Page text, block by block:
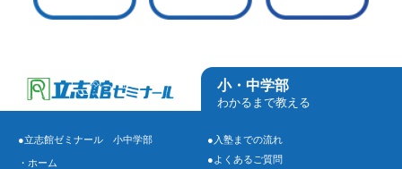
小・中学部
わかるまで教える
●立志館ゼミナール 小中学部
・ホーム
●入塾までの流れ
●よくあるご質問